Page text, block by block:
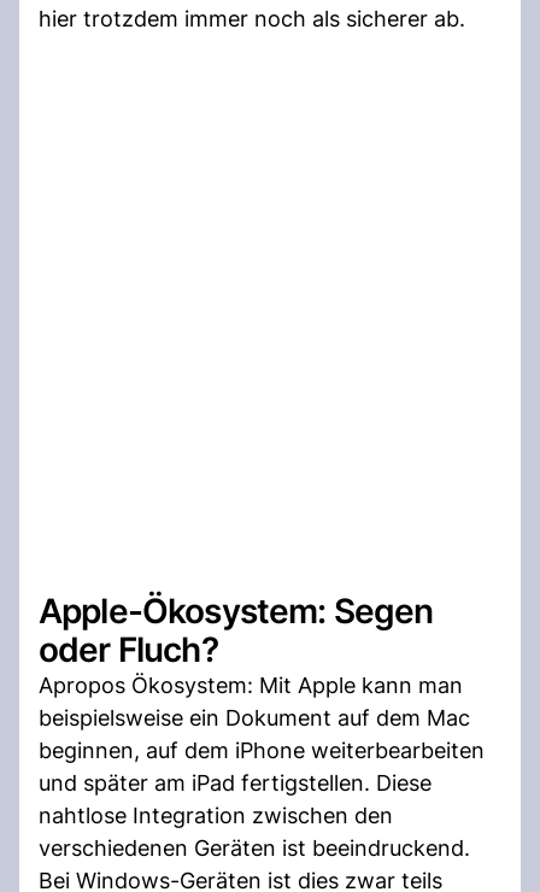
hier trotzdem immer noch als sicherer ab.
Apple-Ökosystem: Segen
oder Fluch?
Apropos Ökosystem: Mit Apple kann man
beispielsweise ein Dokument auf dem Mac
beginnen, auf dem iPhone weiterbearbeiten
und später am iPad fertigstellen. Diese
nahtlose Integration zwischen den
verschiedenen Geräten ist beeindruckend.
Bei Windows-Geräten ist dies zwar teils